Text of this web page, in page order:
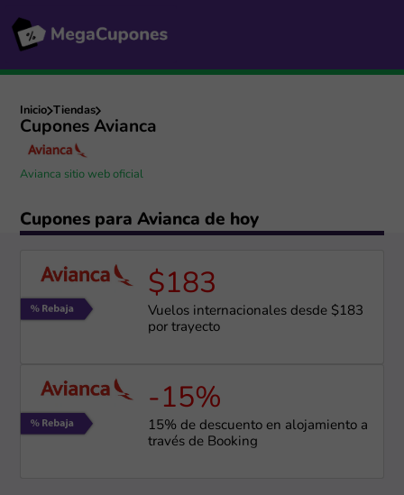
Inicio Tiendas
Cupones Avianca
Avianca sitio web oficial
Cupones para Avianca de hoy
$183
Vuelos internacionales desde $183
por trayecto
-15%
15% de descuento en alojamiento a
través de Booking